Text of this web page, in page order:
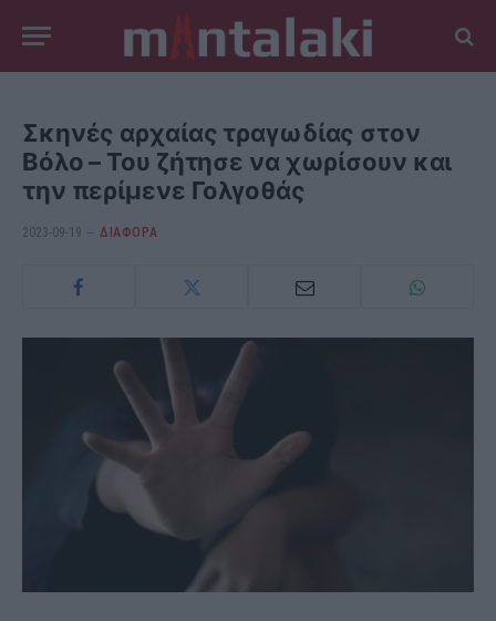
Σκηνές αρχαίας τραγωδίας στον
Βόλο – Του ζήτησε να χωρίσουν και
την περίμενε Γολγοθάς
2023-09-19 ΔΙΆΦΟΡΑ